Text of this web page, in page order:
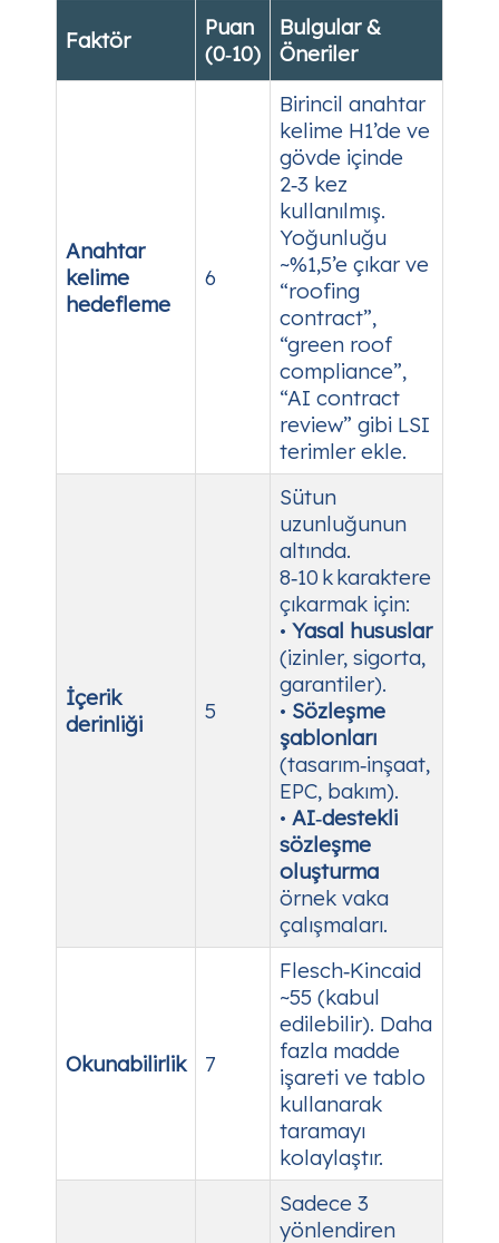
Faktör
Puan
(0‑10)
Bulgular &
Öneriler
Anahtar
kelime
hedefleme
6
Birincil anahtar
kelime H1’de ve
gövde içinde
2‑3 kez
kullanılmış.
Yoğunluğu
~%1,5’e çıkar ve
“roofing
contract”,
“green roof
compliance”,
“AI contract
review” gibi LSI
terimler ekle.
İçerik
derinliği
5
Sütun
uzunluğunun
altında.
8‑10 k karaktere
çıkarmak için:
• Yasal hususlar
(izinler, sigorta,
garantiler).
• Sözleşme
şablonları
(tasarım‑inşaat,
EPC, bakım).
• AI‑destekli
sözleşme
oluşturma
örnek vaka
çalışmaları.
Okunabilirlik 7
Flesch‑Kincaid
~55 (kabul
edilebilir). Daha
fazla madde
işareti ve tablo
kullanarak
taramayı
kolaylaştır.
Sadece 3
yönlendiren